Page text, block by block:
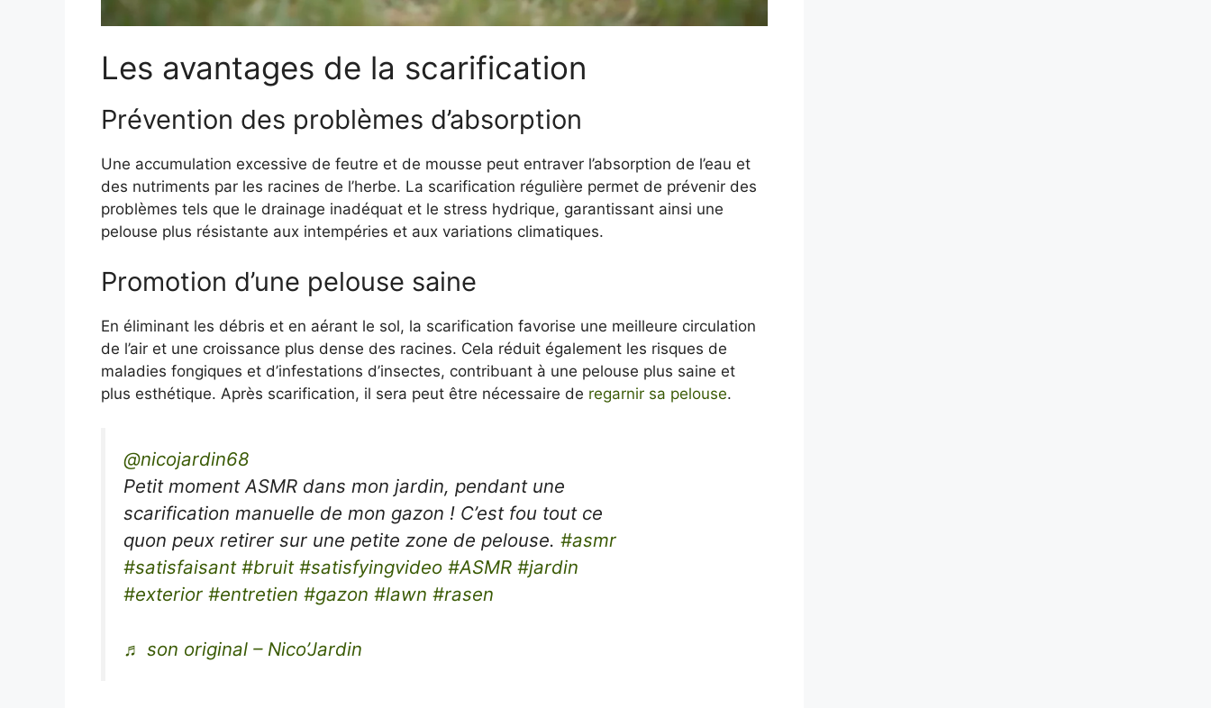
Les avantages de la scarification
Prévention des problèmes d’absorption
Une accumulation excessive de feutre et de mousse peut entraver l’absorption de l’eau et
des nutriments par les racines de l’herbe. La scarification régulière permet de prévenir des
problèmes tels que le drainage inadéquat et le stress hydrique, garantissant ainsi une
pelouse plus résistante aux intempéries et aux variations climatiques.
Promotion d’une pelouse saine
En éliminant les débris et en aérant le sol, la scarification favorise une meilleure circulation
de l’air et une croissance plus dense des racines. Cela réduit également les risques de
maladies fongiques et d’infestations d’insectes, contribuant à une pelouse plus saine et
plus esthétique. Après scarification, il sera peut être nécessaire de regarnir sa pelouse.
@nicojardin68
Petit moment ASMR dans mon jardin, pendant une
scarification manuelle de mon gazon ! C’est fou tout ce
quon peux retirer sur une petite zone de pelouse. #asmr
#satisfaisant #bruit #satisfyingvideo #ASMR #jardin
#exterior #entretien #gazon #lawn #rasen
♬ son original – Nico’Jardin